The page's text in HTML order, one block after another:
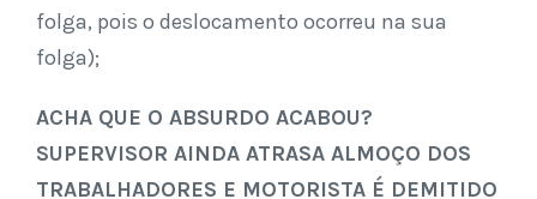
folga, pois o deslocamento ocorreu na sua
folga);
ACHA QUE O ABSURDO ACABOU?
SUPERVISOR AINDA ATRASA ALMOÇO DOS
TRABALHADORES E MOTORISTA É DEMITIDO